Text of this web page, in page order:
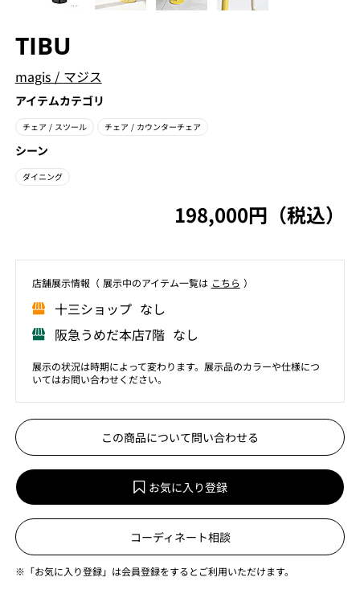
TIBU
magis / マジス
アイテムカテゴリ
チェア / スツール チェア / カウンターチェア
シーン
ダイニング
198,000円（税込）
店舗展⽰情報（ 展⽰中のアイテム⼀覧は こちら ）
⼗三ショップ なし
阪急うめだ本店7階 なし
展示の状況は時期によって変わります。展示品のカラーや仕様につ
いてはお問い合わせください。
この商品について問い合わせる
お気に入り登録
コーディネート相談
※「お気に入り登録」は会員登録をするとご利用いただけます。